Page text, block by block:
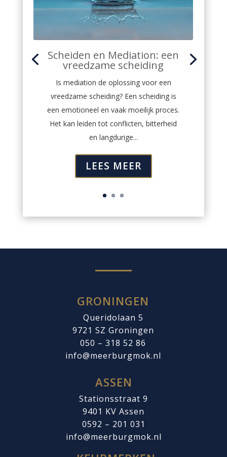
Scheiden en Mediation: een
vreedzame scheiding
Is mediation de oplossing voor een
vreedzame scheiding? Een scheiding is
een emotioneel en vaak moeilijk proces.
Het kan leiden tot conflicten, bitterheid
en langdurige...
LEES MEER
GRONINGEN
Queridolaan 5
9721 SZ Groningen
050 – 318 52 86
info@meerburgmok.nl
ASSEN
Stationsstraat 9
9401 KV Assen
0592 – 201 031
info@meerburgmok.nl